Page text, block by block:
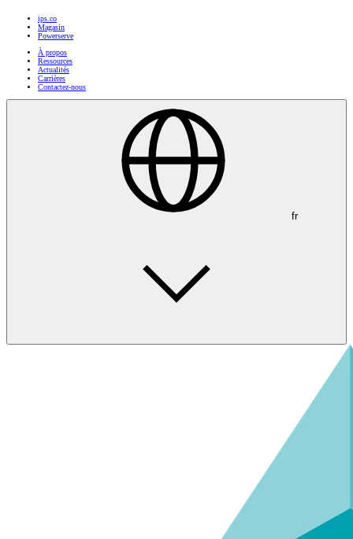
ips.co
Magasin
Powerserve
À propos
Ressources
Actualités
Carrières
Contactez-nous
fr